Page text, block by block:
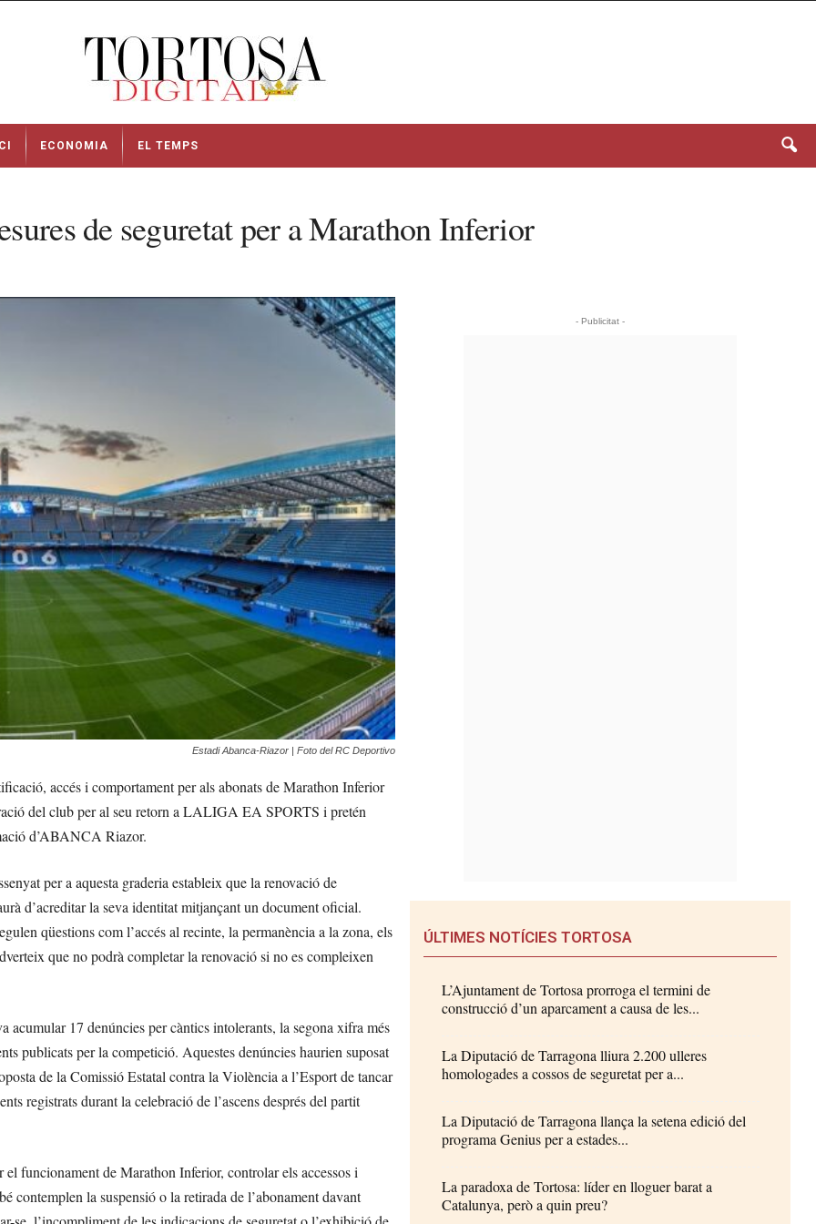
ECONOMIA EL TEMPS
de seguretat per a Marathon Inferior
Estadi Abanca-Riazor | Foto del RC Deportivo
accés i comportament per als abonats de Marathon Inferior
del club per al seu retorn a LALIGA EA SPORTS i pretén
d’ABANCA Riazor.
per a aquesta graderia estableix que la renovació de
d’acreditar la seva identitat mitjançant un document oficial.
qüestions com l’accés al recinte, la permanència a la zona, els
que no podrà completar la renovació si no es compleixen
acumular 17 denúncies per càntics intolerants, la segona xifra més
publicats per la competició. Aquestes denúncies haurien suposat
de la Comissió Estatal contra la Violència a l’Esport de tancar
registrats durant la celebració de l’ascens després del partit
funcionament de Marathon Inferior, controlar els accessos i
contemplen la suspensió o la retirada de l’abonament davant
- Publicitat -
ÚLTIMES NOTÍCIES TORTOSA
L’Ajuntament de Tortosa prorroga el termini de
construcció d’un aparcament a causa de les...
La Diputació de Tarragona lliura 2.200 ulleres
homologades a cossos de seguretat per a...
La Diputació de Tarragona llança la setena edició del
programa Genius per a estades...
La paradoxa de Tortosa: líder en lloguer barat a
Catalunya, però a quin preu?